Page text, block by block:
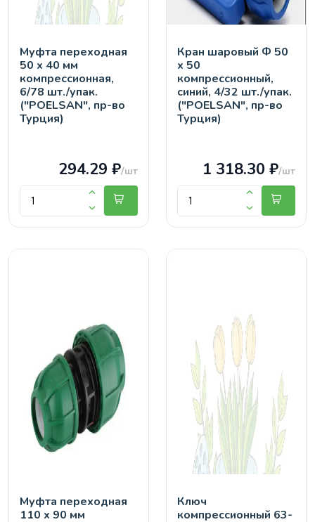
Муфта переходная
50 х 40 мм
компрессионная,
6/78 шт./упак.
("POELSAN", пр-во
Турция)
294.29 ₽/шт
Кран шaровый Ф 50
х 50
компрессионный,
синий, 4/32 шт./упак.
("POELSAN", пр-во
Турция)
1 318.30 ₽/шт
Муфта переходная
110 х 90 мм
Ключ
компрессионный 63-